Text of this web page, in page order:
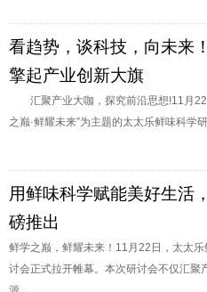
看趋势，谈科技，向未来
擎起产业创新大旗
汇聚产业大咖，探究前沿思想!11月22
之巅·鲜耀未来”为主题的太太乐鲜味科学
用鲜味科学赋能美好生活
磅推出
鲜学之巅，鲜耀未来！11月22日，太太
讨会正式拉开帷幕。本次研讨会不仅汇聚